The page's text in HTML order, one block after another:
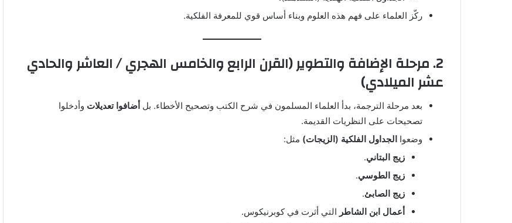
ركّز العلماء على فهم هذه العلوم وبناء أساس قوي للمعرفة الفلكية.
2. مرحلة الإضافة والتطوير (القرن الرابع والخامس الهجري / العاشر والحادي
عشر الميلادي)
بعد مرحلة الترجمة، بدأ العلماء المسلمون في شرح الكتب وتصحيح الأخطاء. بل أضافوا تعديلات وأدخلوا
تصحيحات على النظريات القديمة.
وضعوا الجداول الفلكية (الزيجات) مثل:
زيج البتاني.
زيج الطوسي.
زيج الصابئ.
أعمال ابن الشاطر التي أثرت في كوبرنيكوس.